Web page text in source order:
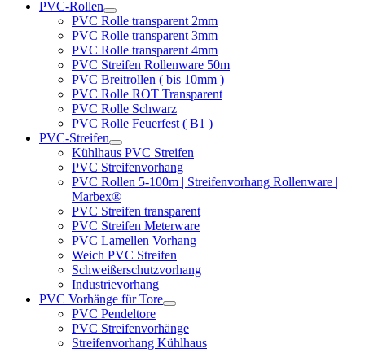
PVC-Rollen
PVC Rolle transparent 2mm
PVC Rolle transparent 3mm
PVC Rolle transparent 4mm
PVC Streifen Rollenware 50m
PVC Breitrollen ( bis 10mm )
PVC Rolle ROT Transparent
PVC Rolle Schwarz
PVC Rolle Feuerfest ( B1 )
PVC-Streifen
Kühlhaus PVC Streifen
PVC Streifenvorhang
PVC Rollen 5-100m | Streifenvorhang Rollenware |
Marbex®
PVC Streifen transparent
PVC Streifen Meterware
PVC Lamellen Vorhang
Weich PVC Streifen
Schweißerschutzvorhang
Industrievorhang
PVC Vorhänge für Tore
PVC Pendeltore
PVC Streifenvorhänge
Streifenvorhang Kühlhaus